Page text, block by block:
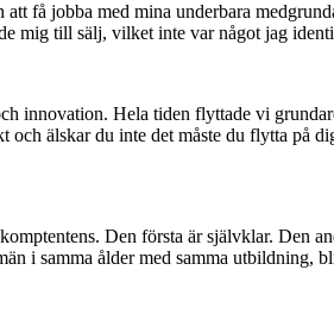
få jobba med mina underbara
mig till sälj, vilket inte var något jag
innovation. Hela tiden flyttade vi
och älskar du inte det måste du flytta på
Den första är självklar. Den
i samma ålder med samma utbildning,